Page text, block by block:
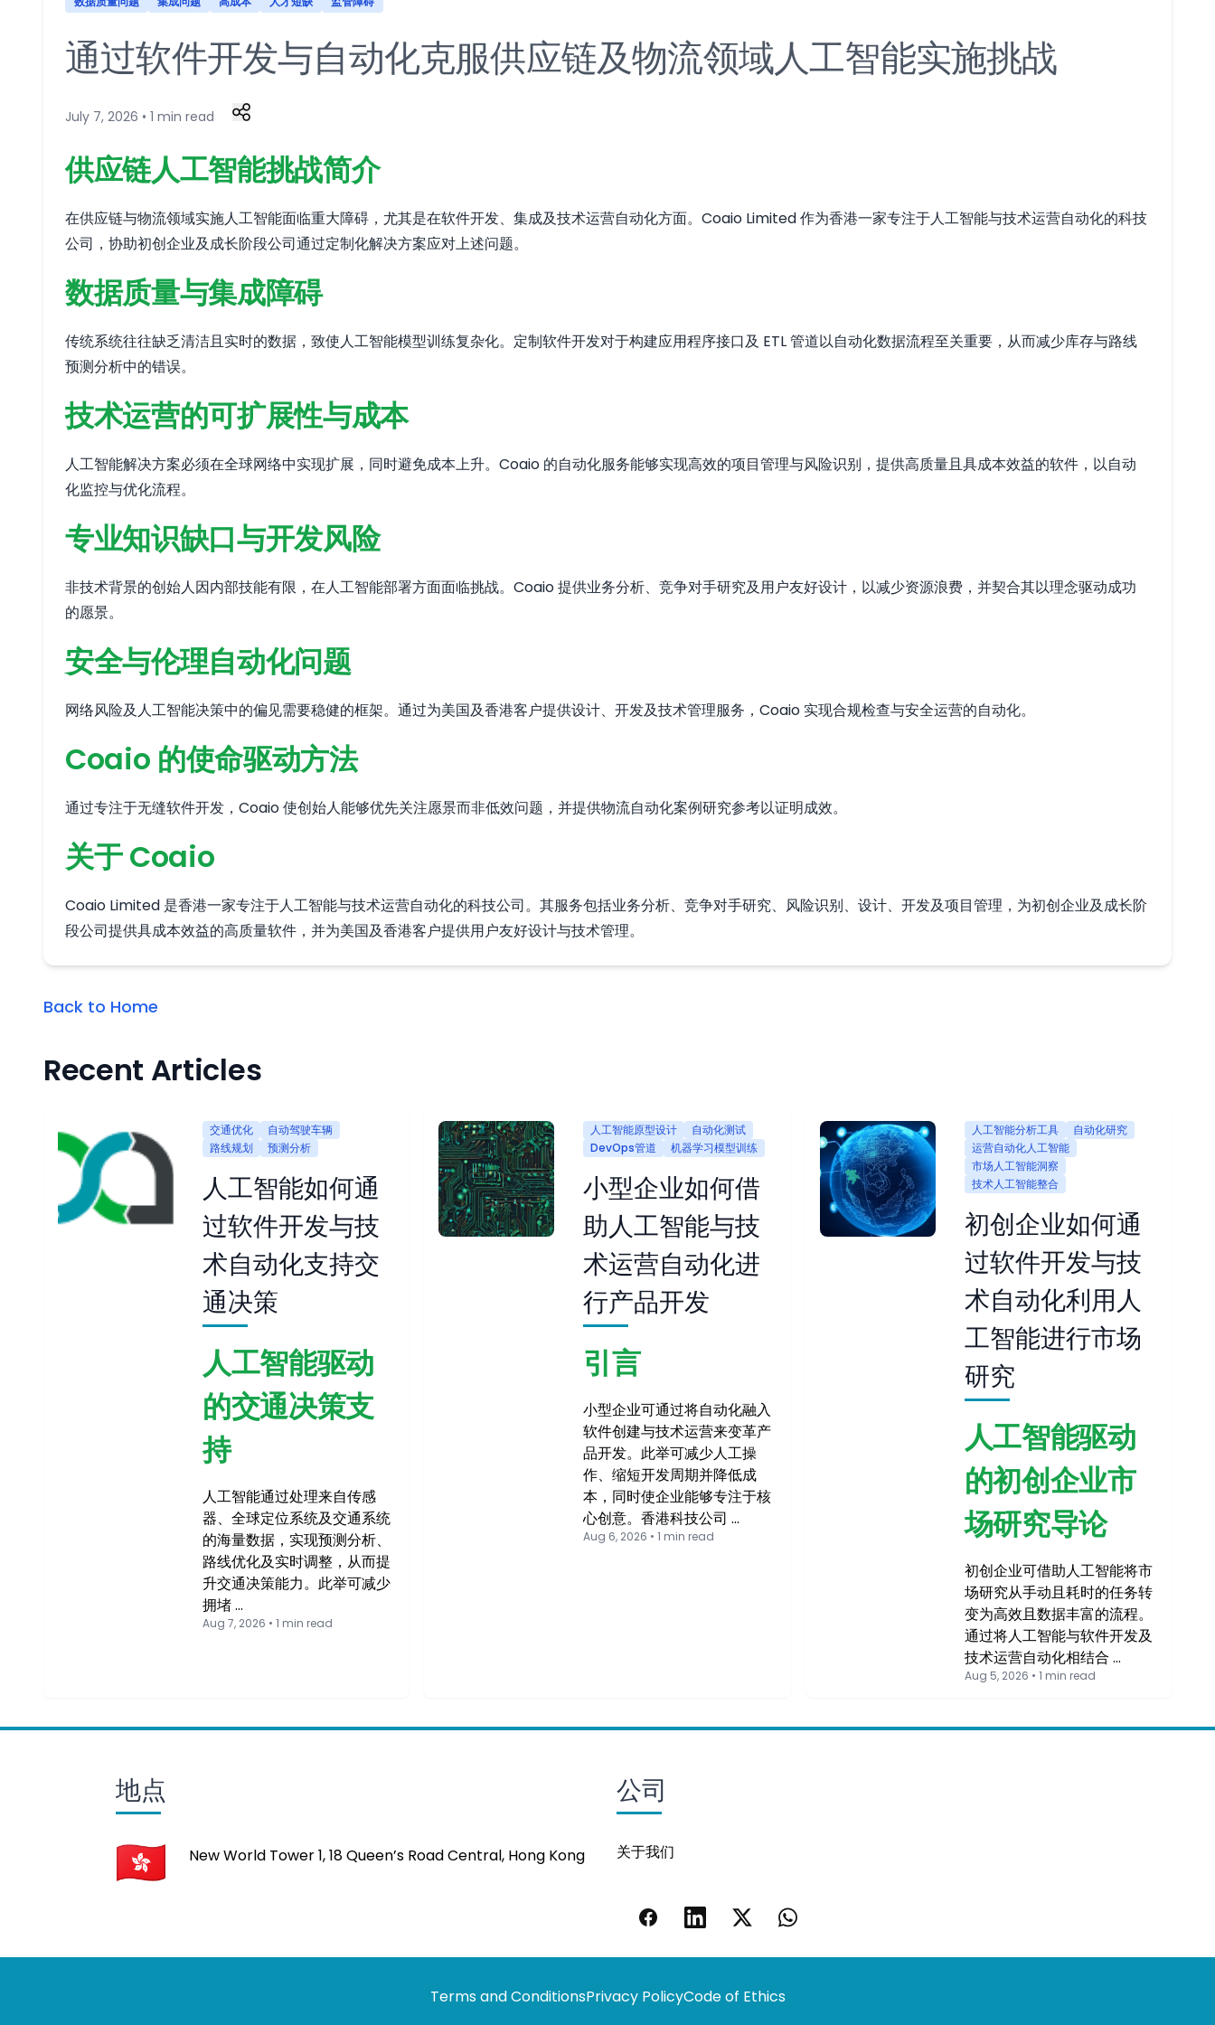
通过软件开发与自动化克服供应链及物流领域人工智能实施挑战
July 7, 2026 • 1 min read
供应链人工智能挑战简介
在供应链与物流领域实施人工智能面临重大障碍，尤其是在软件开发、集成及技术运营自动化方面。Coaio Limited 作为香港一家专注于人工智能与技术运营自动化的科技
公司，协助初创企业及成长阶段公司通过定制化解决方案应对上述问题。
数据质量与集成障碍
传统系统往往缺乏清洁且实时的数据，致使人工智能模型训练复杂化。定制软件开发对于构建应用程序接口及 ETL 管道以自动化数据流程至关重要，从而减少库存与路线
预测分析中的错误。
技术运营的可扩展性与成本
人工智能解决方案必须在全球网络中实现扩展，同时避免成本上升。Coaio 的自动化服务能够实现高效的项目管理与风险识别，提供高质量且具成本效益的软件，以自动
化监控与优化流程。
专业知识缺口与开发风险
非技术背景的创始人因内部技能有限，在人工智能部署方面面临挑战。Coaio 提供业务分析、竞争对手研究及用户友好设计，以减少资源浪费，并契合其以理念驱动成功
的愿景。
安全与伦理自动化问题
网络风险及人工智能决策中的偏见需要稳健的框架。通过为美国及香港客户提供设计、开发及技术管理服务，Coaio 实现合规检查与安全运营的自动化。
Coaio 的使命驱动方法
通过专注于无缝软件开发，Coaio 使创始人能够优先关注愿景而非低效问题，并提供物流自动化案例研究参考以证明成效。
关于 Coaio
Coaio Limited 是香港一家专注于人工智能与技术运营自动化的科技公司。其服务包括业务分析、竞争对手研究、风险识别、设计、开发及项目管理，为初创企业及成长阶
段公司提供具成本效益的高质量软件，并为美国及香港客户提供用户友好设计与技术管理。
Back to Home
Recent Articles
交通优化
自动驾驶车辆
路线规划
预测分析
人工智能如何通
过软件开发与技
术自动化支持交
通决策
人工智能驱动
的交通决策支
持
人工智能通过处理来自传感
器、全球定位系统及交通系统
的海量数据，实现预测分析、
路线优化及实时调整，从而提
升交通决策能力。此举可减少
拥堵 …
Aug 7, 2026 • 1 min read
人工智能原型设计
自动化测试
DevOps管道
机器学习模型训练
小型企业如何借
助人工智能与技
术运营自动化进
行产品开发
引言
小型企业可通过将自动化融入
软件创建与技术运营来变革产
品开发。此举可减少人工操
作、缩短开发周期并降低成
本，同时使企业能够专注于核
心创意。香港科技公司 …
Aug 6, 2026 • 1 min read
人工智能分析工具
自动化研究
运营自动化人工智能
市场人工智能洞察
技术人工智能整合
初创企业如何通
过软件开发与技
术自动化利用人
工智能进行市场
研究
人工智能驱动
的初创企业市
场研究导论
初创企业可借助人工智能将市
场研究从手动且耗时的任务转
变为高效且数据丰富的流程。
通过将人工智能与软件开发及
技术运营自动化相结合 …
Aug 5, 2026 • 1 min read
地点
New World Tower 1, 18 Queen’s Road Central, Hong Kong
公司
关于我们
Terms and ConditionsPrivacy PolicyCode of Ethics